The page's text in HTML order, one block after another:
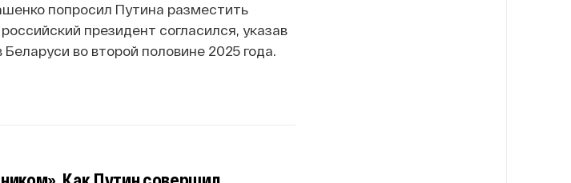
попросил Путина разместить
президент согласился, указав
во второй половине 2025 года.